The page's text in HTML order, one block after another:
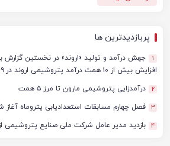
پربازدیدترین ها
1
جهش درآمد و تولید «اروند» در نخستین
افزایش بیش از ۱۰ همت درآمد پتروشیمی اروند در ۹ ماهه ۱۴۰۴
2 درآمدزایی پتروشیمی مارون تا مرز ۵ همت
3 فصل چهارم مسابقات استعدادیابی پتروماه آغاز
4 بازدید مدیر عامل شرکت ملی صنایع